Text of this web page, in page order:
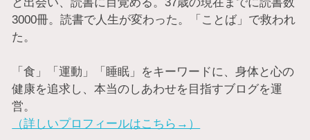
3000冊。読書で人生が変わった。「ことば」で救われ
た。
「食」「運動」「睡眠」をキーワードに、身体と心の
健康を追求し、本当のしあわせを目指すブログを運
営。
（詳しいプロフィールはこちら→）